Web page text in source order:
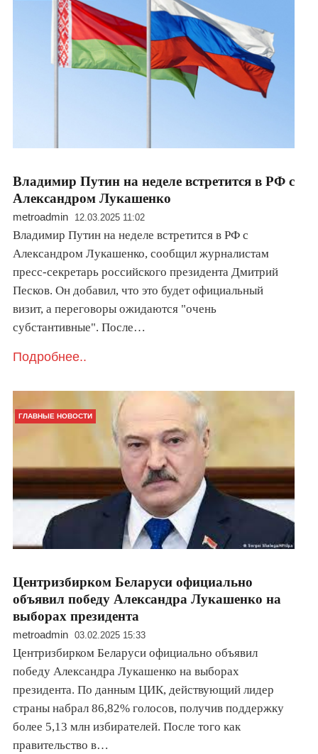
Владимир Путин на неделе встретится в РФ с
Александром Лукашенко
metroadmin 12.03.2025 11:02
Владимир Путин на неделе встретится в РФ с
Александром Лукашенко, сообщил журналистам
пресс-секретарь российского президента Дмитрий
Песков. Он добавил, что это будет официальный
визит, а переговоры ожидаются "очень
субстантивные". После…
Подробнее..
ГЛАВНЫЕ НОВОСТИ
Центризбирком Беларуси официально
объявил победу Александра Лукашенко на
выборах президента
metroadmin 03.02.2025 15:33
Центризбирком Беларуси официально объявил
победу Александра Лукашенко на выборах
президента. По данным ЦИК, действующий лидер
страны набрал 86,82% голосов, получив поддержку
более 5,13 млн избирателей. После того как
правительство в…